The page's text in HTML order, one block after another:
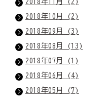
2018年10月 (2)
2018年09月 (3)
2018年08月 (13)
2018年07月 (1)
2018年06月 (4)
2018年05月 (7)